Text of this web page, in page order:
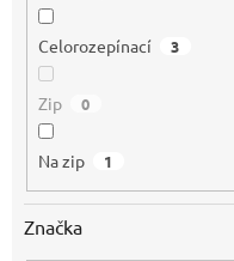
Celorozepínací 3
Zip 0
Na zip 1
Značka